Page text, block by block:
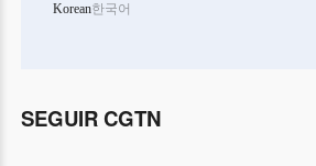
Korean한국어
SEGUIR CGTN